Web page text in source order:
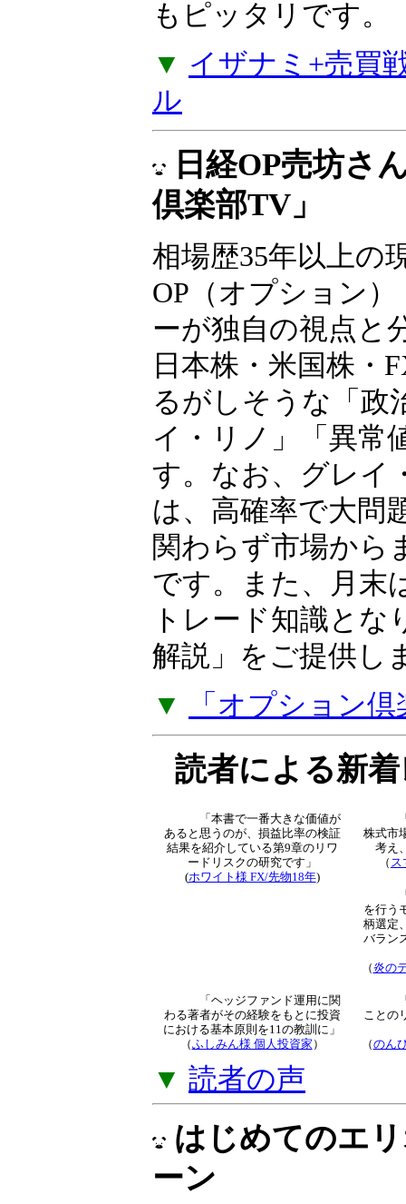
な売買戦略4つの
ルズから値動きが
戦略やコツコツ型
でポジションが入
が加わりました。
たい方にもピッタ
▼ イザナミ+売買
ル
日経OP売坊さ
倶楽部TV」
相場歴35年以上の
OP（オプション
ーが独自の視点と
日本株・米国株・
るがしそうな「政
イ・リノ」「異
す。なお、グレイ
は、高確率で大問
関わらず市場から
です。また、月
トレード知識と
解説」をご提供し
「オプション
読者による新
「本書で一番大きな価値が
あると思うのが、損益比率
の検証結果を紹介している
第9章のリワードリスクの
研究です」
ホワイト様 FX/先物18年
よ